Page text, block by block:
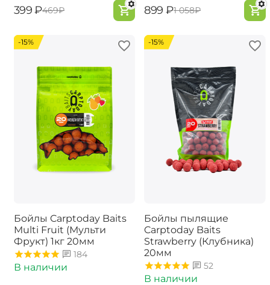
‍399‍ ₽‍469‍₽ ‍899‍ ₽‍1 058‍₽
-15%
Бойлы Carptoday Baits
Multi Fruit (Мульти
Фрукт) 1кг 20мм
184
В наличии
-15%
Бойлы пылящие
Carptoday Baits
Strawberry (Клубника)
20мм
52
В наличии